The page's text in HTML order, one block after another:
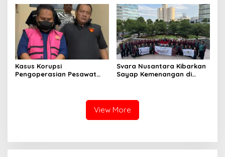
23
Sentuhan Kemanusiaan dan
Keberlanjutan
Kasus Korupsi
Pengoperasian Pesawat
Svara Nusantara Kibarkan
Sayap Kemenangan di
View More